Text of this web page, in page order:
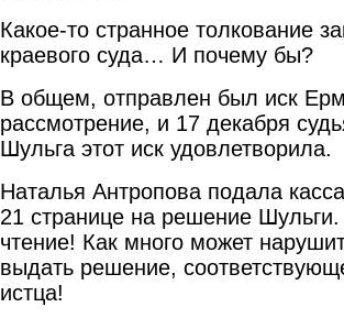
Какое-то странное толкование
краевого суда… И почему бы?
В общем, отправлен был иск
рассмотрение, и 17 декабря
Шульга этот иск удовлетворила.
Наталья Антропова подала
21 странице на решение
чтение! Как много может
выдать решение,
истца!